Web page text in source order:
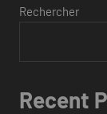
Rechercher
Recent